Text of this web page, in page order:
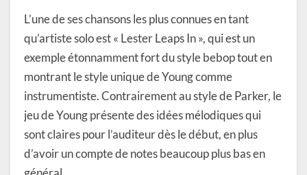
L’une de ses chansons les plus connues en tant
qu’artiste solo est « Lester Leaps In », qui est un
exemple étonnamment fort du style bebop tout en
montrant le style unique de Young comme
instrumentiste. Contrairement au style de Parker, le
jeu de Young présente des idées mélodiques qui
sont claires pour l’auditeur dès le début, en plus
d’avoir un compte de notes beaucoup plus bas en